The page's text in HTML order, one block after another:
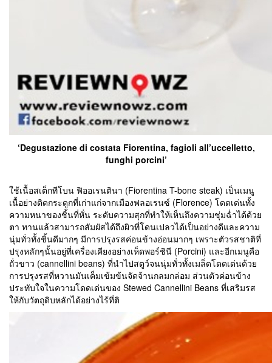
‘Degustazione di costata Fiorentina, fagioli all’uccelletto,
funghi porcini’
ใช้เนื้อสเต็กทีโบน ฟิออเรนตินา (Fiorentina T-bone steak) เป็นเมนู
เนื้อย่างติดกระดูกที่เก่าแก่จากเมืองฟลอเรนซ์ (Florence) โดดเด่นทั้ง
ความหนาของชิ้นที่หั่น ระดับความสุกที่ทำให้เห็นถึงความชุ่มฉ่ำได้ด้วย
ตา ทานแล้วสามารถสัมผัสได้ถึงผิวที่โดนเปลวได้เป็นอย่างดีและความ
นุ่มทั่วทั้งชิ้นดีมากๆ มีการปรุงรสค่อนข้างอ่อนมากๆ เพราะตัวรสชาติที่
ปรุงหลักๆนั้นอยู่ที่เครื่องเคียงอย่างเห็ดพอร์ชินี (Porcini) และอีกเมนูคือ
ถั่วขาว (cannellini beans) ที่นำไปสตูว์จนนุ่มทั่วทั้งเมล็ดโดดเด่นด้วย
การปรุงรสที่หวานมันเค็มเข้มข้นจัดจ้านกลมกล่อม ส่วนตัวค่อนข้าง
ประทับใจในความโดดเด่นของ Stewed Cannellini Beans ที่เสริมรส
ให้กับวัตถุดิบหลักได้อย่างไร้ที่ติ